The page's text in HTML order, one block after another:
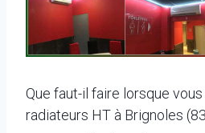
Que faut-il faire lorsque
radiateurs HT à Brignoles